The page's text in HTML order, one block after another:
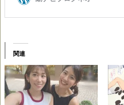
関連